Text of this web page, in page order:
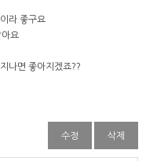
라 좋구요
요
나면 좋아지겠죠??
수정 삭제